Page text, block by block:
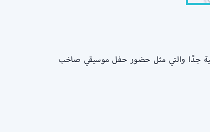
جدًا والتي مثل حضور حفل موسيقي صاخب